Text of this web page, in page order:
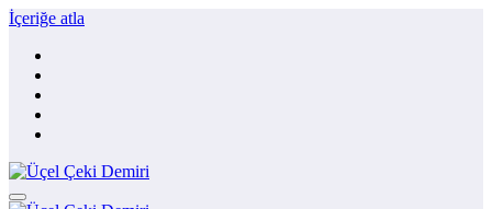
İçeriğe atla